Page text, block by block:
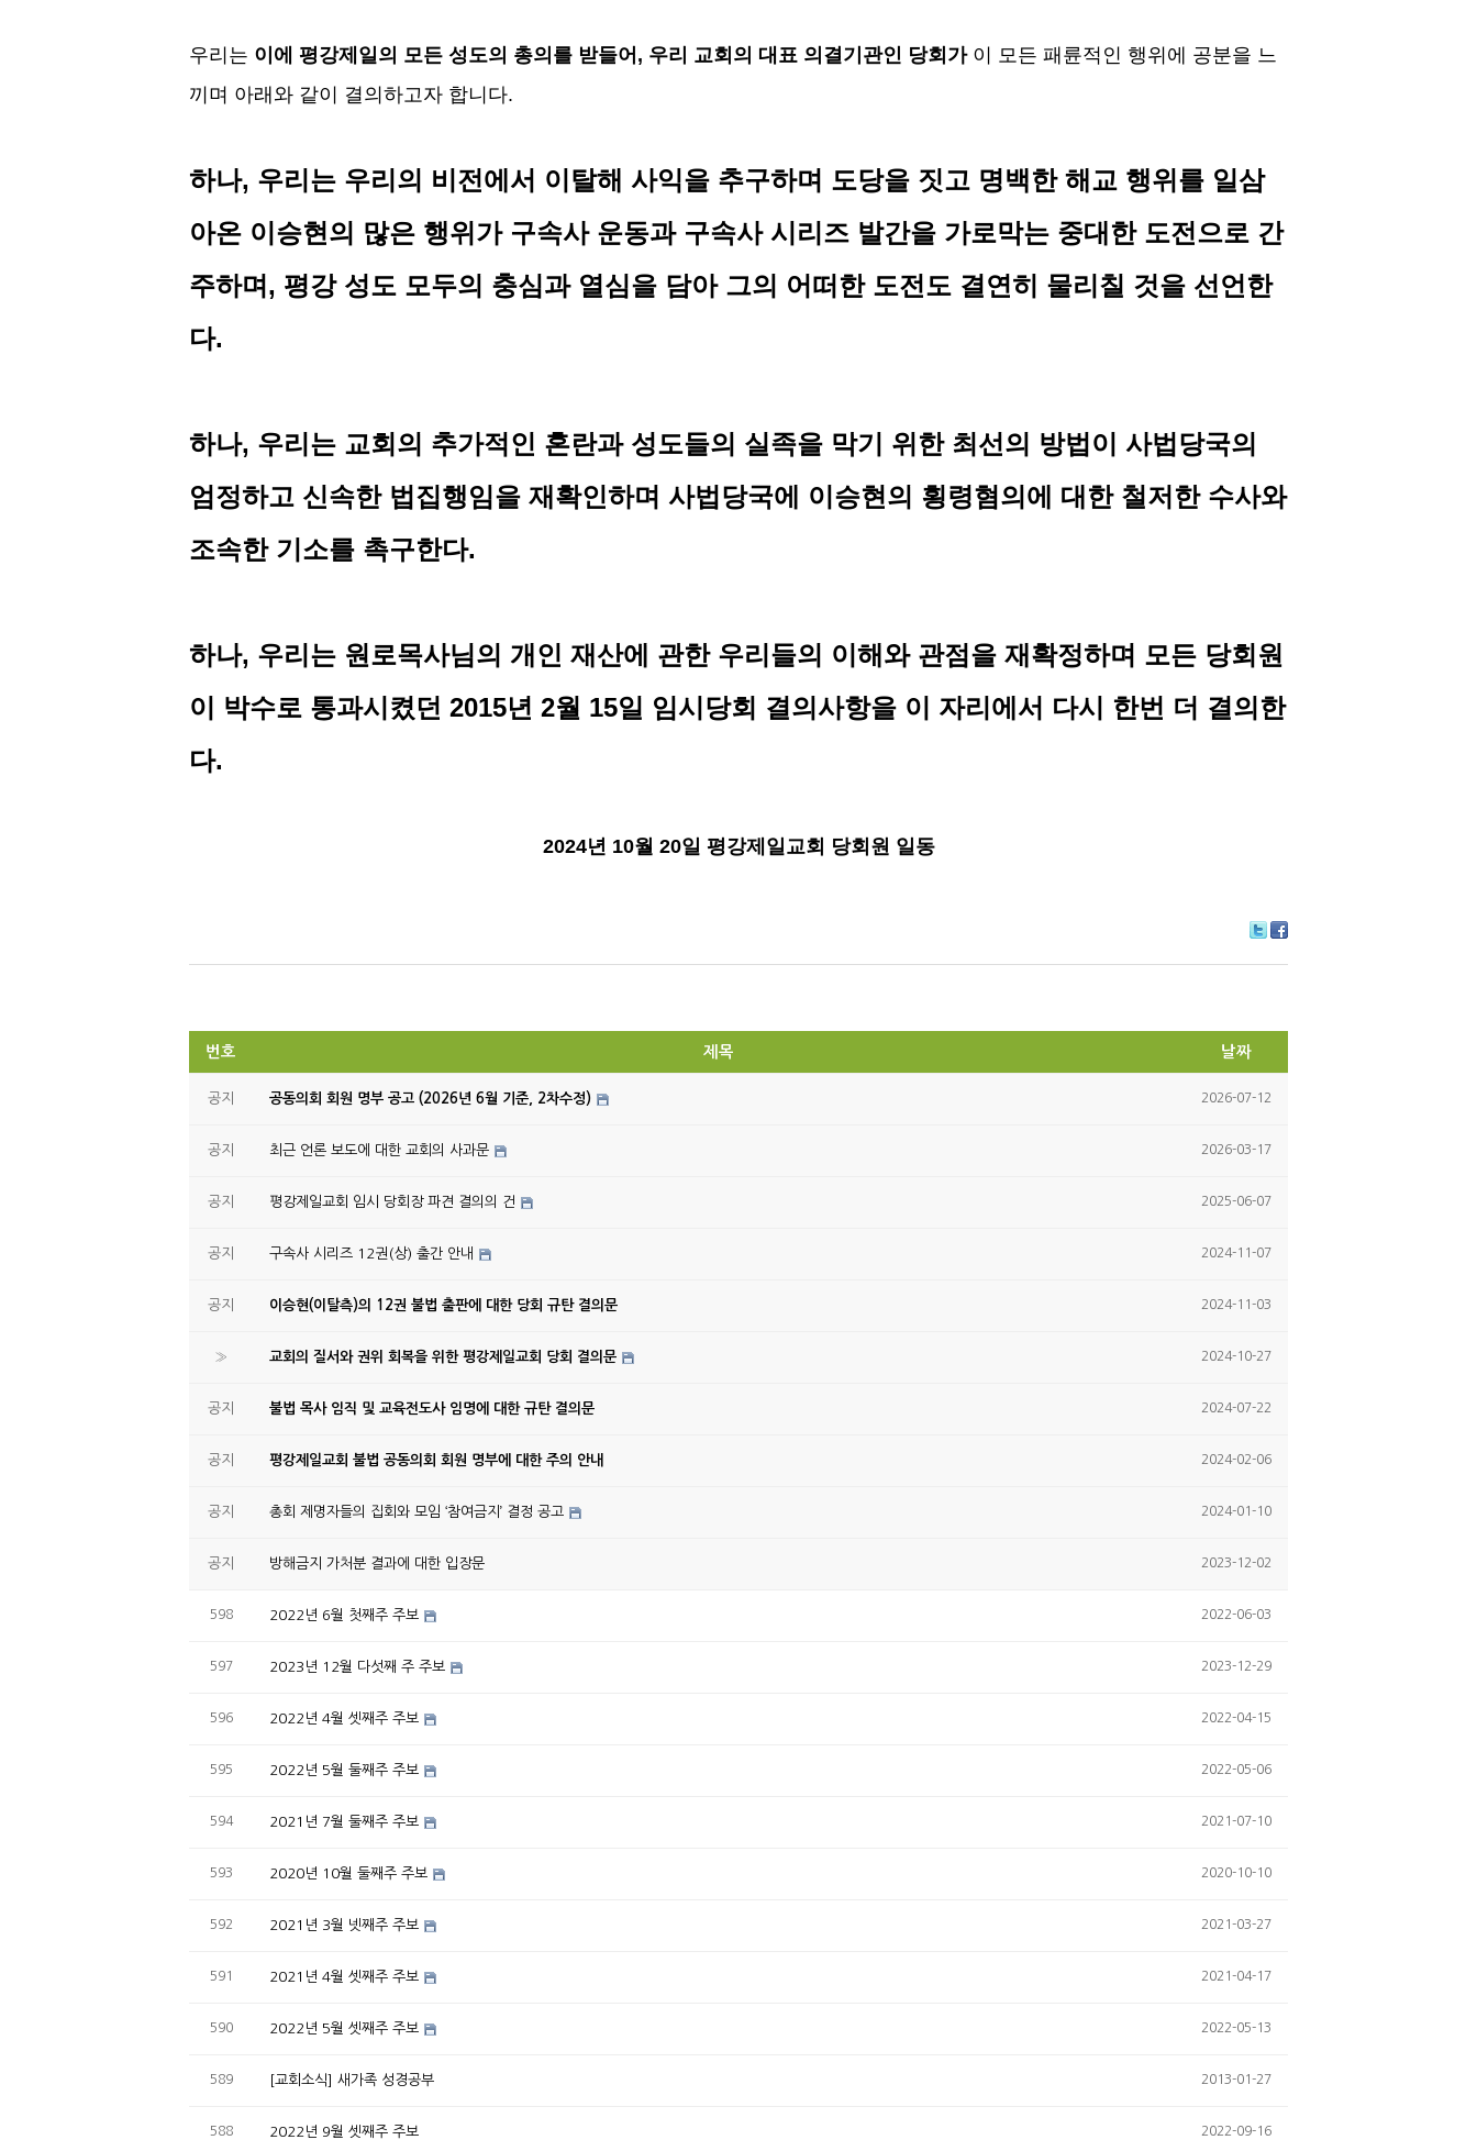
우리는 이에 평강제일의 모든 성도의 총의를 받들어 , 우리 교회의 대표 의결기관인 당회가이 모든 패륜적인 행위에 공분을 느
끼며 아래와 같이 결의하고자 합니다.
하나, 우리는 우리의 비전에서 이탈해 사익을 추구하며 도당을 짓고 명백한 해교 행위를 일삼
아온 이승현의 많은 행위가 구속사 운동과 구속사 시리즈 발간을 가로막는 중대한 도전으로 간
주하며 , 평강 성도 모두의 충심과 열심을 담아 그의 어떠한 도전도 결연히 물리칠 것을 선언한
다.
하나, 우리는 교회의 추가적인 혼란과 성도들의 실족을 막기 위한 최선의 방법이 사법당국의
엄정하고 신속한 법집행임을 재확인하며 사법당국에 이승현의 횡령혐의에 대한 철저한 수사와
조속한 기소를 촉구한다.
하나, 우리는 원로목사님의 개인 재산에 관한 우리들의 이해와 관점을 재확정하며 모든 당회원
이 박수로 통과시켰던 2015년 2월 15일 임시당회 결의사항을 이 자리에서 다시 한번 더 결의한
다.
2024년 10월 20일 평강제일교회 당회원 일동
itte ce
번호 제목 날짜
공지 공동의회 회원 명부 공고 (2026년 6월 기준, 2차수정) 2026-07-12
공지 최근 언론 보도에 대한 교회의 사과문 2026-03-17
공지 평강제일교회 임시 당회장 파견 결의의 건 2025-06-07
공지 구속사 시리즈 12권(상) 출간 안내 2024-11-07
공지 이승현(이탈측)의 12권 불법 출판에 대한 당회 규탄 결의문 2024-11-03
» 교회의 질서와 권위 회복을 위한 평강제일교회 당회 결의문 2024-10-27
공지 불법 목사 임직 및 교육전도사 임명에 대한 규탄 결의문 2024-07-22
공지 평강제일교회 불법 공동의회 회원 명부에 대한 주의 안내 2024-02-06
공지 총회 제명자들의 집회와 모임 ‘참여금지’ 결정 공고 2024-01-10
공지 방해금지 가처분 결과에 대한 입장문 2023-12-02
598 2022년 6월 첫째주 주보 2022-06-03
597 2023년 12월 다섯째 주 주보 2023-12-29
596 2022년 4월 셋째주 주보 2022-04-15
595 2022년 5월 둘째주 주보 2022-05-06
594 2021년 7월 둘째주 주보 2021-07-10
593 2020년 10월 둘째주 주보 2020-10-10
592 2021년 3월 넷째주 주보 2021-03-27
591 2021년 4월 셋째주 주보 2021-04-17
590 2022년 5월 셋째주 주보 2022-05-13
589 [교회소식] 새가족 성경공부 2013-01-27
588 2022년 9월 셋째주 주보 2022-09-16